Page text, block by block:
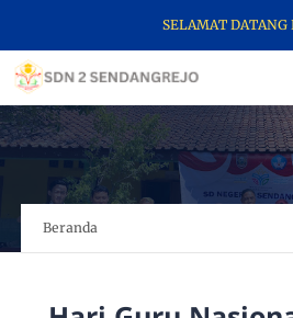
SELAMAT DATANG DI
Beranda